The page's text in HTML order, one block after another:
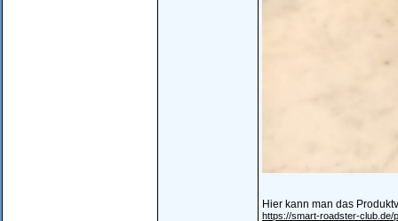
Hier kann man das
https://smart-roadster-club.de/